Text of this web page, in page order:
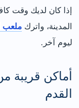
إذا كان لديك وقت
المدينة، واترك ملعب
ليوم آخر.
أماكن قريبة
القدم